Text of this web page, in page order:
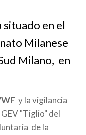
situado en el
Milanese
Milano, en
y la vigilancia
"Tiglio" del
de la